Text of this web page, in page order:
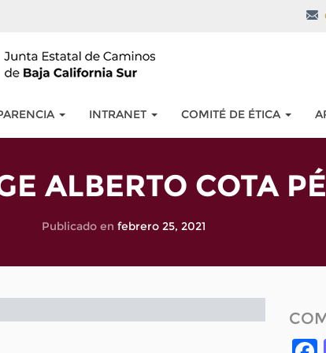
INTRANET COMITÉ DE ÉTICA
ALBERTO COTA
Publicado en febrero 25, 2021